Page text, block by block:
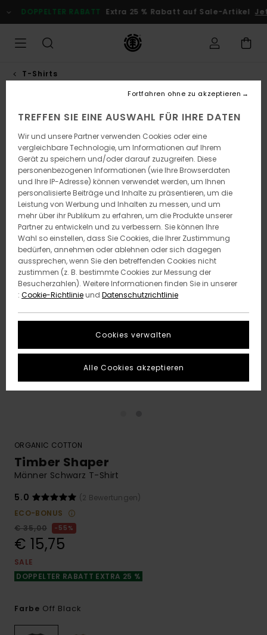
zur
Produktinformation
DOPPELTER RABATT Extra 25 % Rabatt auf Sale-Artikel
T-Shirts
ORGANIC COTTON
Timber Shaper
Männer Schwarz T-Shirt
5.0
(2 Bewertungen)
ECO-BONUS
€ 35,00
55%
€ 15,75
SALE
DOPPELTER RABATT EXTRA 25 %
Farbe Off Black
TREFFEN SIE EINE AUSWAHL FÜR IHRE DATEN
Wir und unsere Partner verwenden Cookies oder eine
vergleichbare Technologie, um Informationen auf Ihrem
Gerät zu speichern und/oder darauf zuzugreifen. Diese
personenbezogenen Informationen (wie Ihre Browserdaten
und Ihre IP-Adresse) können verwendet werden, um Ihnen
personalisierte Beiträge und Inhalte zu präsentieren, um die
Leistung von Werbung und Inhalten zu messen, und um
mehr über ihr Publikum zu erfahren, um die Produkte unserer
Partner zu entwickeln und zu verbessern. Sie können Ihre
Wahl so einstellen, dass Sie Cookies, die Ihrer Zustimmung
bedürfen, annehmen oder ablehnen oder sich dagegen
aussprechen, wenn Sie den betreffenden Cookies nicht
zustimmen (z. B. bestimmte Cookies zur Messung der
Besucherzahlen). Weitere Informationen finden Sie in unserer
: Cookie-Richtlinieund Datenschutzrichtlinie
Cookies verwalten
Fortfahren ohne zu akzeptieren
Alle Cookies akzeptieren